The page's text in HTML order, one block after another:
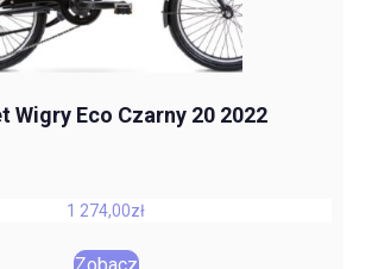
Wigry Eco Czarny 20 2022
1 274,00zł
Zobacz